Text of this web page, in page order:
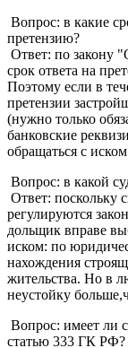
Вопрос: в какие
претензию?
Ответ: по закону
срок ответа на
Поэтому если в
претензии
(нужно только
банковские
обращаться с
Вопрос: в какой
Ответ: поскольку
регулируются
дольщик вправе
иском: по
нахождения
жительства. Но в
неустойку
Вопрос: имеет ли
статью 333 ГК РФ?